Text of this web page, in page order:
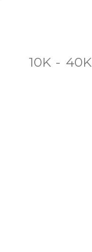
10K - 40K